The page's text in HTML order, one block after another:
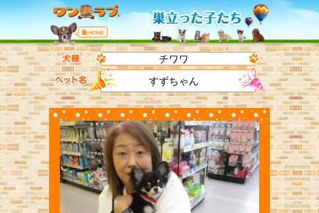
チワワ
すずちゃん